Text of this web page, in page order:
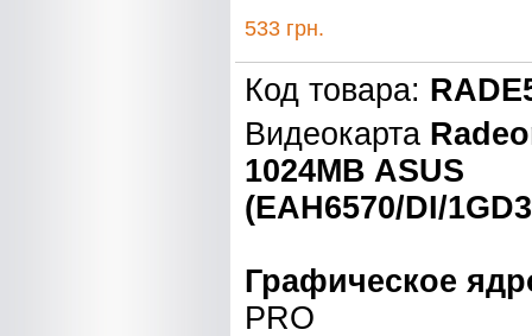
533 грн.
Код товара:
Видеокарта
1024MB ASUS
(EAH6570/DI/
Графическое
PRO